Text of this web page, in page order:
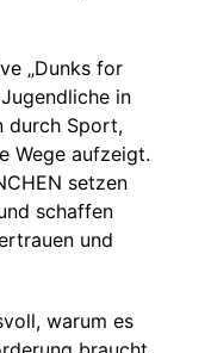
„Dunks for
in
durch Sport,
Wege aufzeigt.
setzen
schaffen
und
warum es